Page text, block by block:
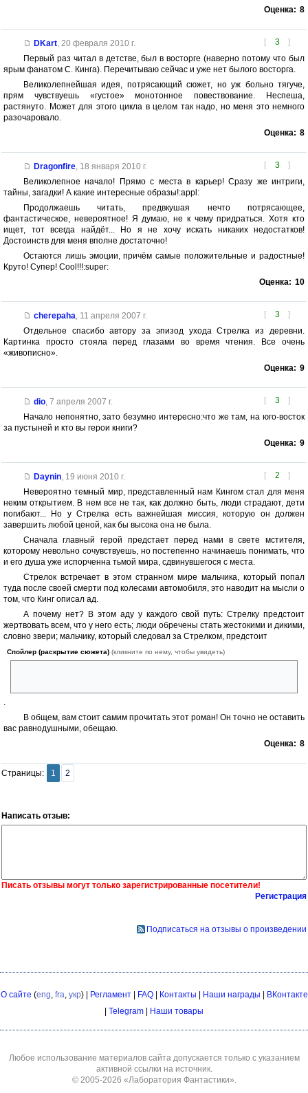
Оценка: 8
[ 3 ]
DKart, 20 февраля 2010 г.
Первый раз читал в детстве, был в восторге (наверно потому что был
ярым фанатом С. Кинга). Перечитываю сейчас и уже нет былого восторга.
Великолепнейшая идея, потрясающий сюжет, но уж больно тягуче,
прям чувствуешь «густое» монотонное повествование. Неспеша,
растянуто. Может для этого цикла в целом так надо, но меня это немного
разочаровало.
Оценка: 8
[ 3 ]
Dragonfire, 18 января 2010 г.
Великолепное начало! Прямо с места в карьер! Сразу же интриги,
тайны, загадки! А какие интересные образы!:appl:
Продолжаешь читать, предвкушая нечто потрясающее,
фантастическое, невероятное! Я думаю, не к чему придраться. Хотя кто
ищет, тот всегда найдёт... Но я не хочу искать никаких недостатков!
Достоинств для меня вполне достаточно!
Остаются лишь эмоции, причём самые положительные и радостные!
Круто! Супер! Cool!!!:super:
Оценка: 10
[ 3 ]
cherepaha 11 апреля 2007 г.
Отдельное спасибо автору за эпизод ухода Стрелка из деревни.
Картинка просто стояла перед глазами во время чтения. Все очень
«живописно».
Оценка: 9
[ 3 ]
dio, 7 апреля 2007 г.
Начало непонятно, зато безумно интересно:что же там, на юго-восток
за пустыней и кто вы герои книги?
Оценка: 9
[ 2 ]
Daynin, 19 июня 2010 г.
Невероятно темный мир, представленный нам Кингом стал для меня
неким открытием. В нем все не так, как должно быть, люди страдают, дети
погибают... Но у Стрелка есть важнейшая миссия, которую он должен
завершить любой ценой, как бы высока она не была.
Сначала главный герой предстает перед нами в свете мстителя,
которому невольно сочувствуешь, но постепенно начинаешь понимать, что
и его душа уже испорченна тьмой мира, сдвинувшегося с места.
Стрелок встречает в этом странном мире мальчика, который попал
туда после своей смерти под колесами автомобиля, это наводит на мысли о
том, что Кинг описал ад.
А почему нет? В этом аду у каждого свой путь: Стрелку предстоит
жертвовать всем, что у него есть; люди обречены стать жестокими и дикими,
словно звери; мальчику, который следовал за Стрелком, предстоит
Спойлер (раскрытие сюжета) (кликните по нему, чтобы увидеть)
В общем, вам стоит самим прочитать этот роман! Он точно не оставить
вас равнодушными, обещаю.
Оценка: 8
Страницы: 1 2
Написать отзыв:
Писать отзывы могут только зарегистрированные посетители!
Регистрация
Подписаться на отзывы о произведении
О сайте (eng fra укр) | Регламент| FAQ| Контакты | Наши награды | ВКонтакте
| Telegram | Наши товары
Любое использование материалов сайта допускается только с указанием
активной ссылки на источник.
© 2005-2026 «Лаборатория Фантастики»